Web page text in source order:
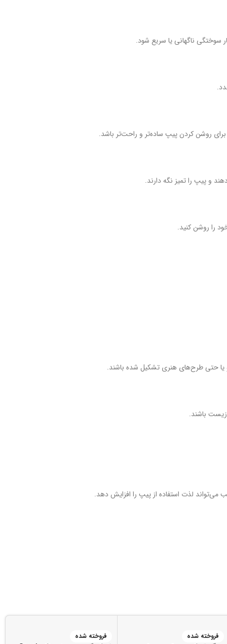
سوختگی ناگهانی یا سریع شود.
روشن کردن پیپ ساده‌تر و راحت‌تر باشد.
را روشن کنید.
و یا حتی طرح‌های هنری تشکیل شده باشند.
زیست باشند.
لذت استفاده از پیپ را افزایش دهد.
فروخته شده فروخته شده